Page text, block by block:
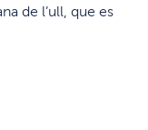
de l’ull, que es